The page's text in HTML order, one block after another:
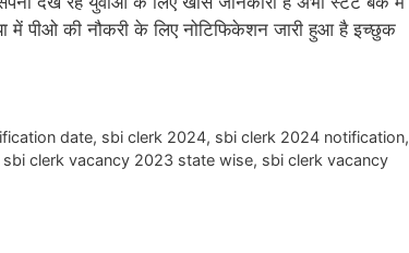
में पीओ की नौकरी के लिए नोटिफिकेशन जारी हुआ है इच्छुक
date, sbi clerk 2024, sbi clerk 2024 notification,
sbi clerk vacancy 2023 state wise, sbi clerk vacancy